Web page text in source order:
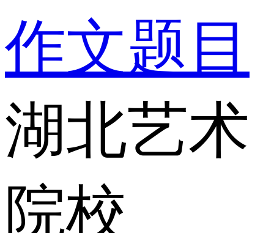
作文题目
湖北艺术
院校